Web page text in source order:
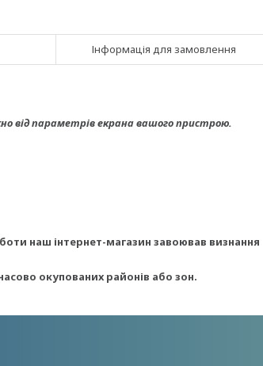
Інформація для замовлення
від параметрів екрана вашого пристрою.
наш інтернет-магазин завоював визнання
окупованих районів або зон.